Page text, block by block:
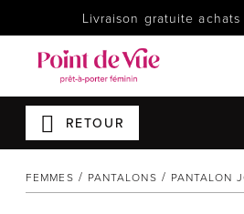
Livraison gratuite
RETOUR
FEMMES PANTALONS PANTALON